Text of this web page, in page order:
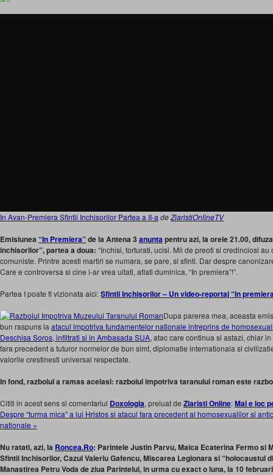
In Avan-Premiera Sfintii Inchisorilor Partea a II-a deZiaristiOnlineTV
Emisiunea “In Premiera”de la Antena 3 anuntapentru azi, la orele 21.00,
inchisorilor”, partea a doua: “Inchisi, torturati, ucisi. Mii de preoti si credinciosi
comuniste. Printre acesti martiri se numara, se pare, si sfinti. Dar despre
Care e controversa si cine i-ar vrea uitati, aflati duminica, “In premiera”!”.
Partea I poate fi vizionata aici:Sfintii Inchisorilor – Un video-reportaj “In
Dupa parerea mea, aceasta
bun raspuns la atacul impotriva fundamentelor nationale intreprins de
Deschisa Soros, infiltrati si in Ambasada SUA, atac care continua si astazi, chiar
fara precedent a tuturor normelor de bun simt, diplomatie internationala si
valorile crestinesti universal respectate.
In fond, razboiul a ramas acelasi: razboiul impotriva taranului roman este
Cititi in acest sens si comentariul Doxologia, preluat de Ziaristi Online:Mai e loc
Despre “turma mica” a lui Hristos si atacul fara precedent al homosexualilor si
nationale »
Nu ratati, azi, la Roncea.Ro: Parintele Justin Parvu, Maica Ecaterina Fermo si
Sfintii Inchisorilor, Cazul Valeriu Gafencu, Miscarea Legionara si “holocaustul
Manastirea Petru Voda de ziua Parintelui, in urma cu exact o luna, la 10